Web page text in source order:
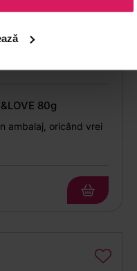
80g
ambalaj, oricând vrei